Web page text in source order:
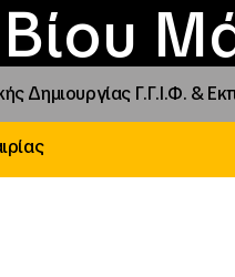
Βίου
Δημιουργίας Γ.Γ.Ι.Φ. &